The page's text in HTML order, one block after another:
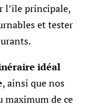
l’île principale,
et tester
idéal
, ainsi que nos
maximum de ce